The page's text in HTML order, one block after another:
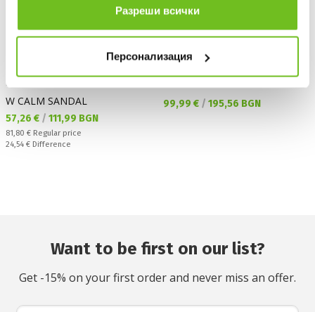
Разреши всички
Персонализация
NIKE
W CALM SANDAL
Текуща цена:
57,26 € / 111,99 BGN
Regular price:
81,80 € Regular price
Спестявате:
24,54 € Difference
Текуща цена:
99,99 € / 195,56 BGN
Want to be first on our list?
Get -15% on your first order and never miss an offer.